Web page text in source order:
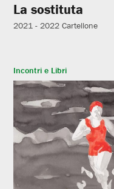
La sostituta
2021 - 2022 Cartellone
Incontri e Libri